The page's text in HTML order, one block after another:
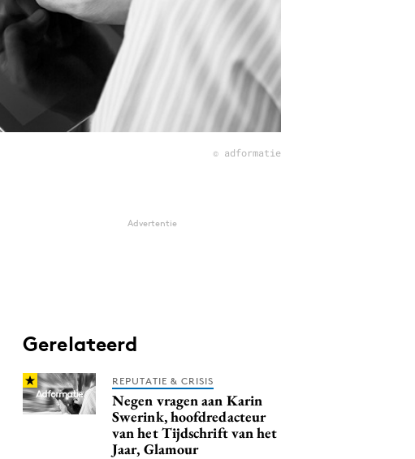
© adformatie
Advertentie
Gerelateerd
REPUTATIE & CRISIS
Negen vragen aan Karin
Swerink, hoofdredacteur
van het Tijdschrift van het
Jaar, Glamour